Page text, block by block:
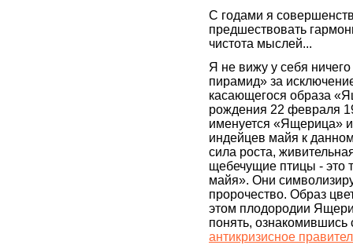
С годами я
предшествовать
чистота мыслей...
Я не вижу у себя
пирамид» за
касающегося образа
рождения 22 февраля
именуется «Ящерица»
индейцев майя к
сила роста,
щебечущие птицы - это
майя». Они
пророчество. Образ
этом плодородии
понять, ознакомившись
антикризисное